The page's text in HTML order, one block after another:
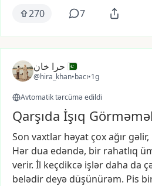
270 7
حرا خان
@hira_khan•bacı•1g
Avtomatik tərcümə edildi
Qarşıda İşıq
Son vaxtlar həyat çoxağır gəlir,
Hər dua edəndə, bir rahatlıq
verir. İl keçdikcə işlər daha da
belədir deyə düşünürəm. Pis